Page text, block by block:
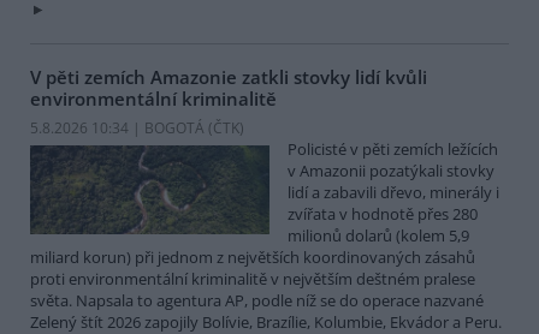
V pěti zemích Amazonie zatkli stovky lidí kvůli
environmentální kriminalitě
5.8.2026 10:34 | BOGOTÁ (ČTK)
Policisté v pěti zemích ležících
v Amazonii pozatýkali stovky
lidí a zabavili dřevo, minerály i
zvířata v hodnotě přes 280
milionů dolarů (kolem 5,9
miliard korun) při jednom z největších koordinovaných zásahů
proti environmentální kriminalitě v největším deštném pralese
světa. Napsala to agentura AP, podle níž se do operace nazvané
Zelený štít 2026 zapojily Bolívie, Brazílie, Kolumbie, Ekvádor a Peru.